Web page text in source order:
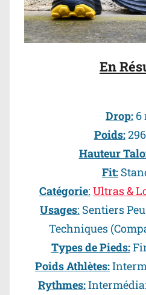
En
Drop: 6
Poids:
Hauteur
Fit:
Catégorie: Ultras &
Usages: Sentiers
Techniques
Types de Pieds:
Poids Athlètes:
Rythmes: